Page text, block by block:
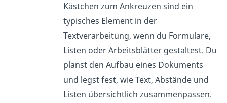
Kästchen zum Ankreuzen sind ein
typisches Element in der
Textverarbeitung, wenn du Formulare,
Listen oder Arbeitsblätter gestaltest. Du
planst den Aufbau eines Dokuments
und legst fest, wie Text, Abstände und
Listen übersichtlich zusammenpassen.